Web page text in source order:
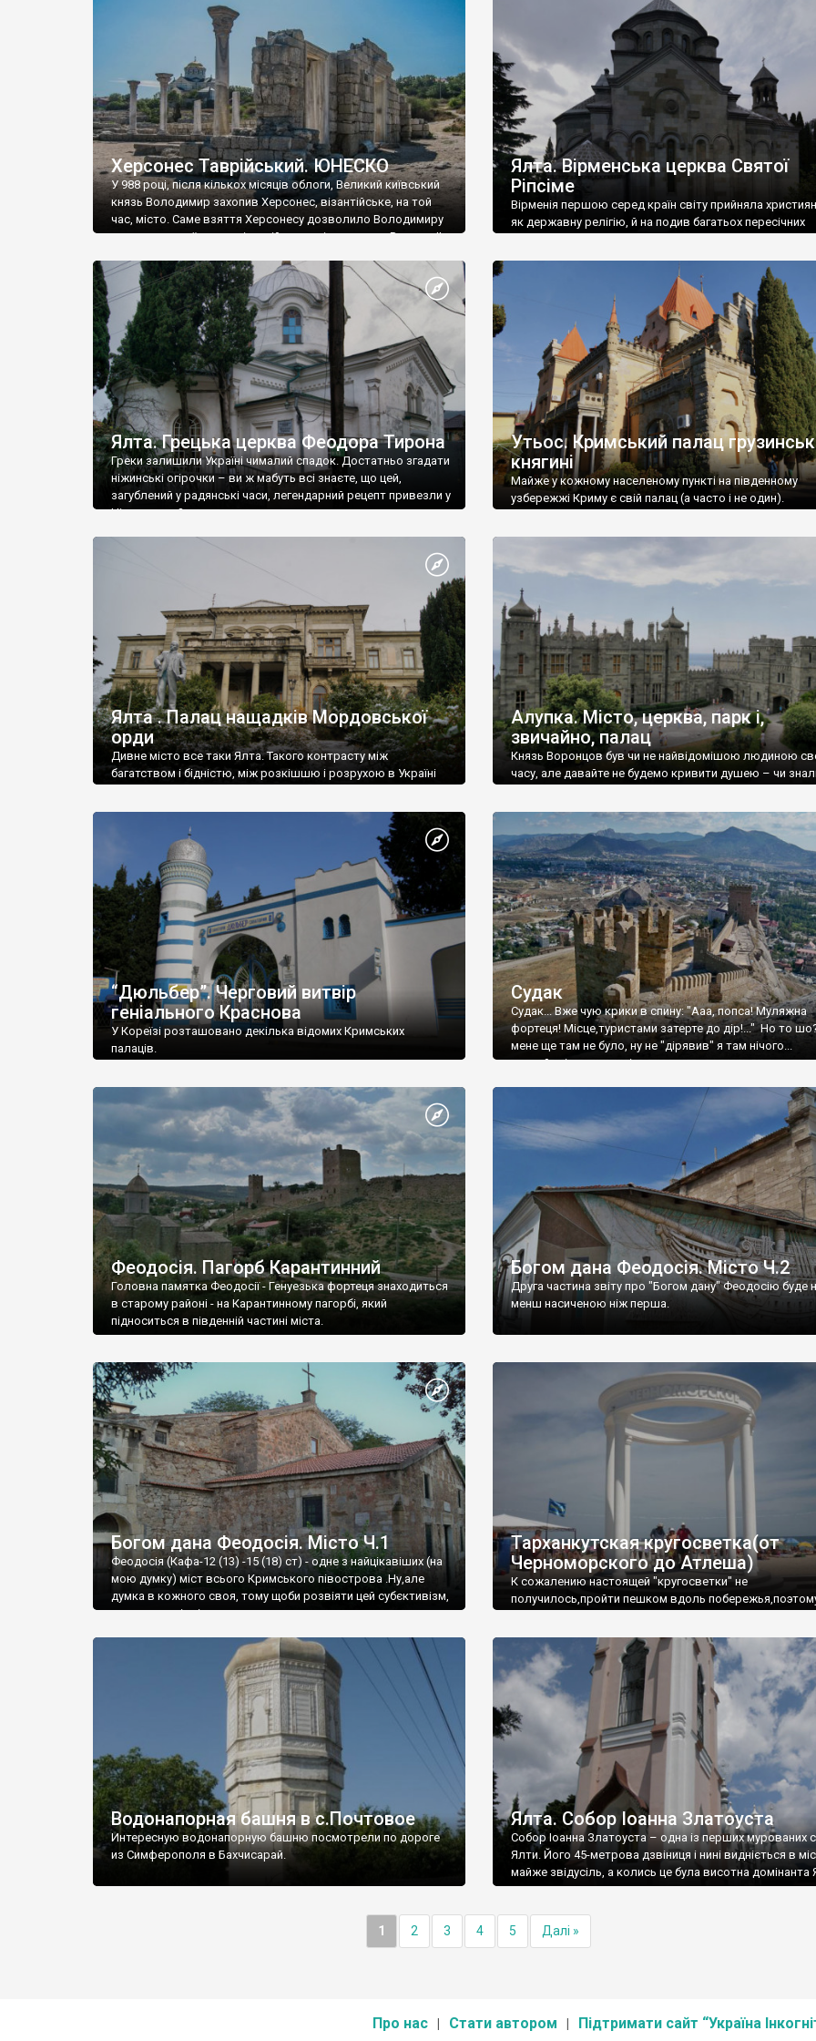
візантійської доби. Раритети викрадені з фондів об’єкту
культурної спадщини ЮНЕСКО «Херсонеса Таврійського».
Офіційно – на виставку «Золото Візантії», але експерти та
влада в Україні вважають це лише […]
називаються «повстяками» (postaki)…” “Вино. Крим
виробляє відмінне вино і його вдосталь: воно все
легке біле і дуже […]
Херсонес Таврійський. ЮНЕСКО
У 988 році, після кількох місяців облоги, Великий київський
князь Володимир захопив Херсонес, візантійське, на той
час, місто. Саме взяття Херсонесу дозволило Володимиру
диктувати свої умови візантійському імператору Василю ІІ,
Херсонесі Володимир-язичник, став Василем-
християнином. А потім було Хрещення Русі. На честь
Херсонесу Таврійського названо місто […]
Ялта. Вірменська церква Святої
Ріпсіме
Вірменія першою серед країн світу прийняла
як державну релігію, й на подив багатьох пересічних
Ялта. Грецька церква Феодора Тирона
Греки залишили Україні чималий спадок. Достатньо згадати
ніжинські огірочки – ви ж мабуть всі знаєте, що цей,
загублений у радянські часи, легендарний рецепт привезли у
Ніжин греки?
Утьос. Кримський палац
княгині
Майже у кожному населеному пункті на південному
узбережжі Криму є свій палац (а часто і не один).
Ялта . Палац нащадків Мордовської
орди
Дивне місто все таки Ялта. Такого контрасту між
багатством і бідністю, між розкішшю і розрухою в Україні
Алупка. Місто, церква, парк і,
звичайно, палац
Князь Воронцов був чи не найвідомішою людиною
часу, але давайте не будемо кривити душею – чи
“Дюльбер”. Черговий витвір
геніального Краснова
У Кореїзі розташовано декілька відомих Кримських
палаців.
Судак
Судак... Вже чую крики в спину: "Ааа, попса! Муляжна
фортеця! Місце,туристами затерте до дір!..." Но то
мене ще там не було, ну не "дірявив" я там нічого...
принаймні до цього літа.
Феодосія. Пагорб Карантинний
Головна памятка Феодосії - Генуезька фортеця знаходиться
в старому районі - на Карантинному пагорбі, який
підноситься в південній частині міста.
Богом дана Феодосія. Місто Ч.2
Друга частина звіту про "Богом дану" Феодосію буде
менш насиченою ніж перша.
Богом дана Феодосія. Місто Ч.1
Феодосія (Кафа-12 (13) -15 (18) ст) - одне з найцікавіших (на
мою думку) міст всього Кримського півострова .Ну,але
думка в кожного своя, тому щоби розвіяти цей субєктивізм,
запрошую відвідати це
Тарханкутская кругосветка(от
Черноморского до Атлеша)
К сожалению настоящей "кругосветки" не
получилось,пройти пешком вдоль
Водонапорная башня в с.Почтовое
Интересную водонапорную башню посмотрели по дороге
из Симферополя в Бахчисарай.
Ялта. Собор Іоанна Златоуста
Собор Іоанна Златоуста – одна із перших мурованих
Ялти. Його 45-метрова дзвіниця і нині видніється в
майже звідусіль, а колись це була висотна домінанта
1 2 3 4 5 Далі »
Про нас Стати автором Підтримати сайт “Україна